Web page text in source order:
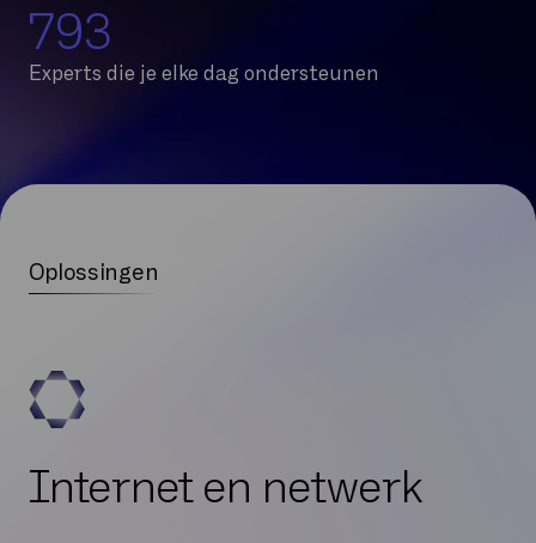
800
Experts die je elke dag ondersteunen
Oplossingen
Internet en netwerk